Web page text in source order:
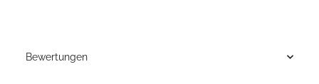
Bewertungen